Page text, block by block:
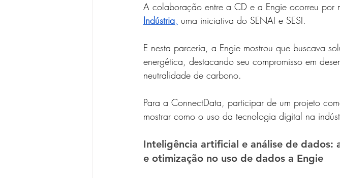
A colaboração entre a CD e a Engie ocorreu por
Indústria, uma iniciativa do SENAI e SESI.
E nesta parceria, a Engie mostrou que buscava
energética, destacando seu compromisso em
neutralidade de carbono.
Para a ConnectData, participar de um projeto
mostrar como o uso da tecnologia digital na
Inteligência artificial e análise de dados:
e otimização no uso de dados a Engie